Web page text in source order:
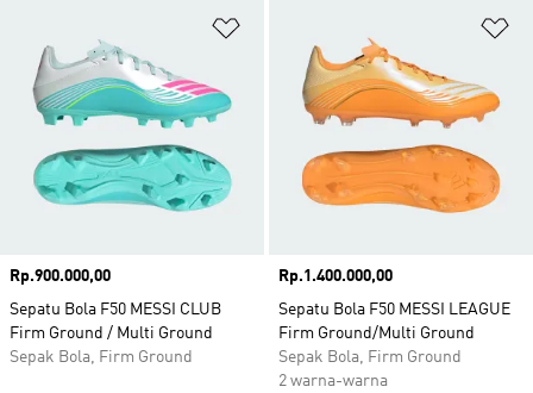
Harga
Rp.900.000,00
Sepatu Bola F50 MESSI CLUB
Firm Ground / Multi Ground
Sepak Bola, Firm Ground
Harga
Rp.1.400.000,00
Sepatu Bola F50 MESSI LEAGUE
Firm Ground/Multi Ground
Sepak Bola, Firm Ground
2 warna-warna